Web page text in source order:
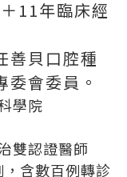
11年臨床經
善貝口腔種
會委員。
學院
雙認證醫師
含數百例轉診